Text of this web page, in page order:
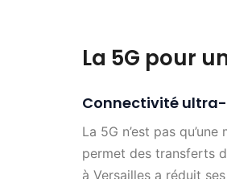
La 5G pour
Connectivité
La 5G n’est pas
permet des transferts
à Versailles a réduit